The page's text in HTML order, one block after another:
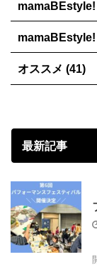
mamaBEstyle!
オススメ (41)
最新記事